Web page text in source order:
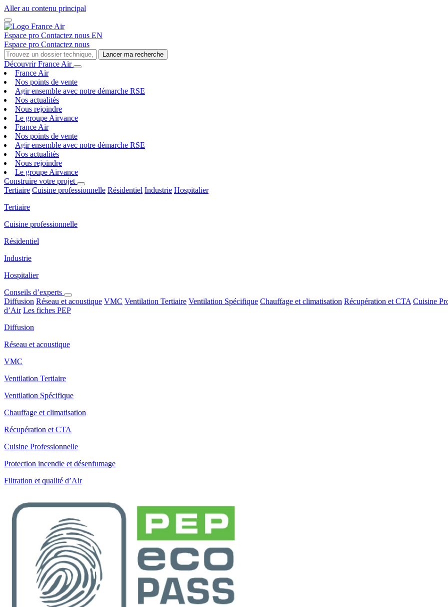
Aller au contenu principal
Espace pro Contactez nous EN
Espace pro Contactez nous
Lancer ma recherche
Découvrir France Air
France Air
Nos points de vente
Agir ensemble avec notre démarche RSE
Nos actualités
Nous rejoindre
Le groupe Airvance
France Air
Nos points de vente
Agir ensemble avec notre démarche RSE
Nos actualités
Nous rejoindre
Le groupe Airvance
Construire votre projet
Tertiaire Cuisine professionnelle Résidentiel Industrie Hospitalier
Tertiaire
Cuisine professionnelle
Résidentiel
Industrie
Hospitalier
Conseils d’experts
Diffusion Réseau et acoustique VMC Ventilation Tertiaire Ventilation Spécifique Chauffage et climatisation Récupération et CTA Cuisine
d’Air Les fiches PEP
Diffusion
Réseau et acoustique
VMC
Ventilation Tertiaire
Ventilation Spécifique
Chauffage et climatisation
Récupération et CTA
Cuisine Professionnelle
Protection incendie et désenfumage
Filtration et qualité d’Air